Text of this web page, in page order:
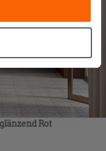
Dienste
Sie mehr wissen
oder einigen
Schaltfläche
Wenn Sie auf
Sie das Surfen erst
Cookies fortsetzen.
Rot